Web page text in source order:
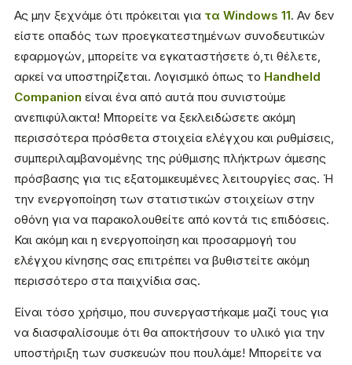
Ας μην ξεχνάμε ότι πρόκειται για τα Windows 11. Αν δεν
είστε οπαδός των προεγκατεστημένων συνοδευτικών
εφαρμογών, μπορείτε να εγκαταστήσετε ό,τι θέλετε,
αρκεί να υποστηρίζεται. Λογισμικό όπως το Handheld
Companion είναι ένα από αυτά που συνιστούμε
ανεπιφύλακτα! Μπορείτε να ξεκλειδώσετε ακόμη
περισσότερα πρόσθετα στοιχεία ελέγχου και ρυθμίσεις,
συμπεριλαμβανομένης της ρύθμισης πλήκτρων άμεσης
πρόσβασης για τις εξατομικευμένες λειτουργίες σας. Ή
την ενεργοποίηση των στατιστικών στοιχείων στην
οθόνη για να παρακολουθείτε από κοντά τις επιδόσεις.
Και ακόμη και η ενεργοποίηση και προσαρμογή του
ελέγχου κίνησης σας επιτρέπει να βυθιστείτε ακόμη
περισσότερο στα παιχνίδια σας.
Είναι τόσο χρήσιμο, που συνεργαστήκαμε μαζί τους για
να διασφαλίσουμε ότι θα αποκτήσουν το υλικό για την
υποστήριξη των συσκευών που πουλάμε! Μπορείτε να